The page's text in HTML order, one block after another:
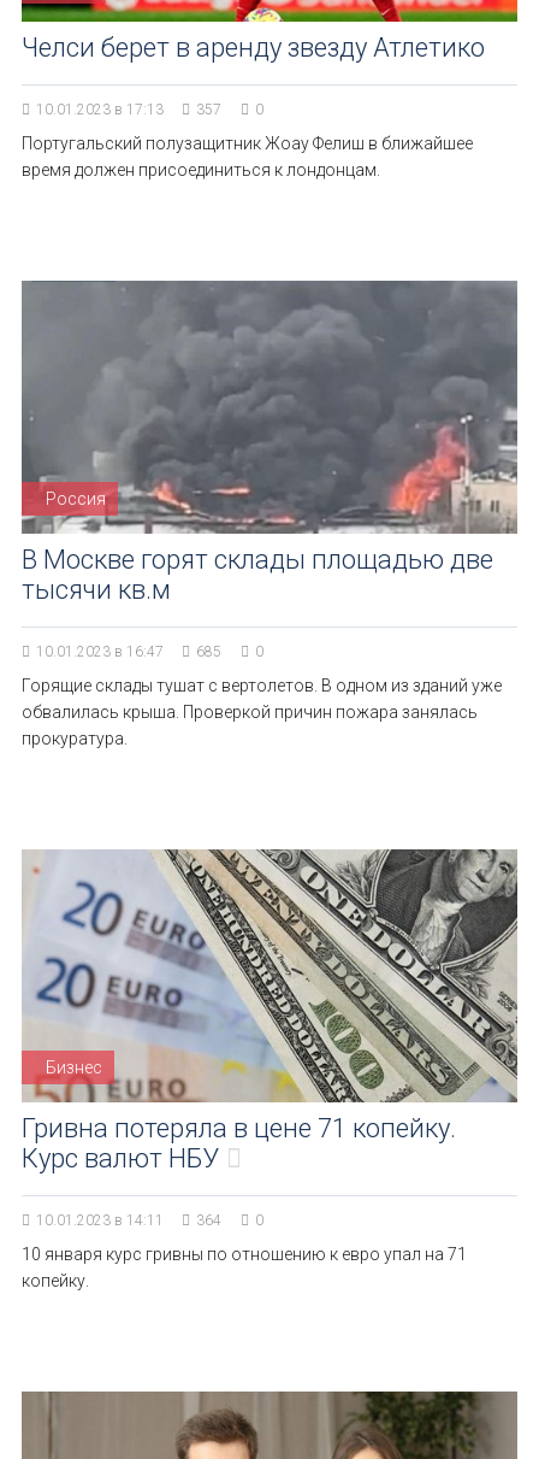
Челси берет в аренду звезду Атлетико
10.01.2023 в 17:13 357 0
Португальский полузащитник Жоау Фелиш в ближайшее
время должен присоединиться к лондонцам.
Россия
В Москве горят склады площадью две
тысячи кв.м
10.01.2023 в 16:47 685 0
Горящие склады тушат с вертолетов. В одном из зданий уже
обвалилась крыша. Проверкой причин пожара занялась
прокуратура.
Бизнес
Гривна потеряла в цене 71 копейку.
Курс валют НБУ
10.01.2023 в 14:11 364 0
10 января курс гривны по отношению к евро упал на 71
копейку.